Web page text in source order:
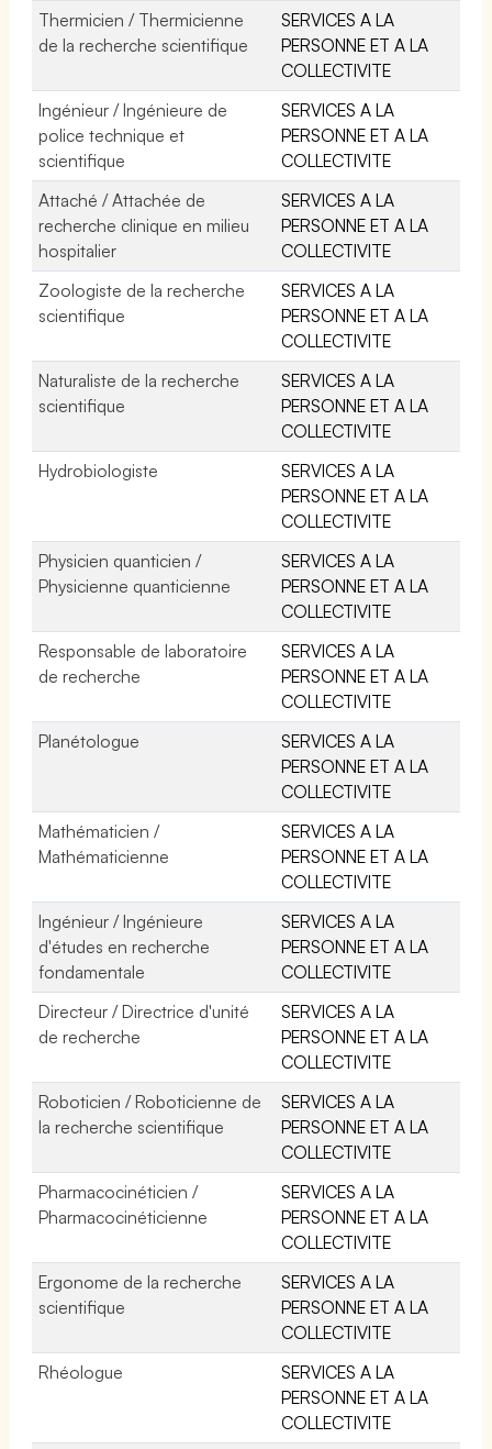
Thermicien / Thermicienne
de la recherche scientifique
SERVICES A LA
PERSONNE ET A LA
COLLECTIVITE
Ingénieur / Ingénieure de
police technique et
scientifique
SERVICES A LA
PERSONNE ET A LA
COLLECTIVITE
Attaché / Attachée de
recherche clinique en milieu
hospitalier
SERVICES A LA
PERSONNE ET A LA
COLLECTIVITE
Zoologiste de la recherche
scientifique
SERVICES A LA
PERSONNE ET A LA
COLLECTIVITE
Naturaliste de la recherche
scientifique
SERVICES A LA
PERSONNE ET A LA
COLLECTIVITE
Hydrobiologiste
SERVICES A LA
PERSONNE ET A LA
COLLECTIVITE
Physicien quanticien /
Physicienne quanticienne
SERVICES A LA
PERSONNE ET A LA
COLLECTIVITE
Responsable de laboratoire
de recherche
SERVICES A LA
PERSONNE ET A LA
COLLECTIVITE
Planétologue
SERVICES A LA
PERSONNE ET A LA
COLLECTIVITE
Mathématicien /
Mathématicienne
SERVICES A LA
PERSONNE ET A LA
COLLECTIVITE
Ingénieur / Ingénieure
d'études en recherche
fondamentale
SERVICES A LA
PERSONNE ET A LA
COLLECTIVITE
Directeur / Directrice d'unité
de recherche
SERVICES A LA
PERSONNE ET A LA
COLLECTIVITE
Roboticien / Roboticienne de
la recherche scientifique
SERVICES A LA
PERSONNE ET A LA
COLLECTIVITE
Pharmacocinéticien /
Pharmacocinéticienne
SERVICES A LA
PERSONNE ET A LA
COLLECTIVITE
Ergonome de la recherche
scientifique
SERVICES A LA
PERSONNE ET A LA
COLLECTIVITE
Rhéologue
SERVICES A LA
PERSONNE ET A LA
COLLECTIVITE